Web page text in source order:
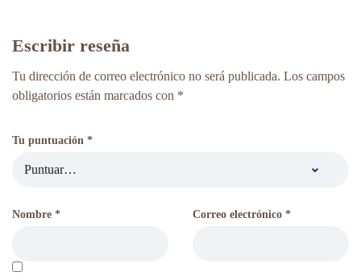
Escribir reseña
Tu dirección de correo electrónico no será publicada. Los campos
obligatorios están marcados con *
Tu puntuación *
Nombre * Correo electrónico *